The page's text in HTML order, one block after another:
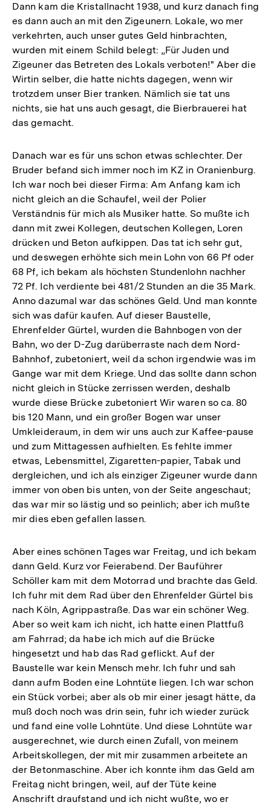
Dann kam die Kristallnacht 1938, und kurz danach fing
es dann auch an mit den Zigeunern. Lokale, wo mer
verkehrten, auch unser gutes Geld hinbrachten,
wurden mit einem Schild belegt: „Für Juden und
Zigeuner das Betreten des Lokals verboten!" Aber die
Wirtin selber, die hatte nichts dagegen, wenn wir
trotzdem unser Bier tranken. Nämlich sie tat uns
nichts, sie hat uns auch gesagt, die Bierbrauerei hat
das gemacht.
Danach war es für uns schon etwas schlechter. Der
Bruder befand sich immer noch im KZ in Oranienburg.
Ich war noch bei dieser Firma: Am Anfang kam ich
nicht gleich an die Schaufel, weil der Polier
Verständnis für mich als Musiker hatte. So mußte ich
dann mit zwei Kollegen, deutschen Kollegen, Loren
drücken und Beton aufkippen. Das tat ich sehr gut,
und deswegen erhöhte sich mein Lohn von 66 Pf oder
68 Pf, ich bekam als höchsten Stundenlohn nachher
72 Pf. Ich verdiente bei 481/2 Stunden an die 35 Mark.
Anno dazumal war das schönes Geld. Und man konnte
sich was dafür kaufen. Auf dieser Baustelle,
Ehrenfelder Gürtel, wurden die Bahnbogen von der
Bahn, wo der D-Zug darüberraste nach dem Nord-
Bahnhof, zubetoniert, weil da schon irgendwie was im
Gange war mit dem Kriege. Und das sollte dann schon
nicht gleich in Stücke zerrissen werden, deshalb
wurde diese Brücke zubetoniert Wir waren so ca. 80
bis 120 Mann, und ein großer Bogen war unser
Umkleideraum, in dem wir uns auch zur Kaffee-pause
und zum Mittagessen aufhielten. Es fehlte immer
etwas, Lebensmittel, Zigaretten-papier, Tabak und
dergleichen, und ich als einziger Zigeuner wurde dann
immer von oben bis unten, von der Seite angeschaut;
das war mir so lästig und so peinlich; aber ich mußte
mir dies eben gefallen lassen.
Aber eines schönen Tages war Freitag, und ich bekam
dann Geld. Kurz vor Feierabend. Der Bauführer
Schöller kam mit dem Motorrad und brachte das Geld.
Ich fuhr mit dem Rad über den Ehrenfelder Gürtel bis
nach Köln, Agrippastraße. Das war ein schöner Weg.
Aber so weit kam ich nicht, ich hatte einen Plattfuß
am Fahrrad; da habe ich mich auf die Brücke
hingesetzt und hab das Rad geflickt. Auf der
Baustelle war kein Mensch mehr. Ich fuhr und sah
dann aufm Boden eine Lohntüte liegen. Ich war schon
ein Stück vorbei; aber als ob mir einer jesagt hätte, da
muß doch noch was drin sein, fuhr ich wieder zurück
und fand eine volle Lohntüte. Und diese Lohntüte war
ausgerechnet, wie durch einen Zufall, von meinem
Arbeitskollegen, der mit mir zusammen arbeitete an
der Betonmaschine. Aber ich konnte ihm das Geld am
Freitag nicht bringen, weil, auf der Tüte keine
Anschrift draufstand und ich nicht wußte, wo er